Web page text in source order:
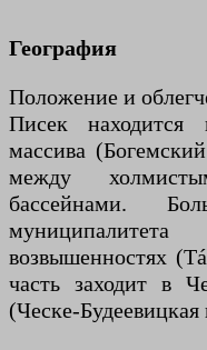
География
Положение и
Писек
массива
между
бассейнами.
возвышенностях
часть заходит в
(Ческе-Будеевицкая